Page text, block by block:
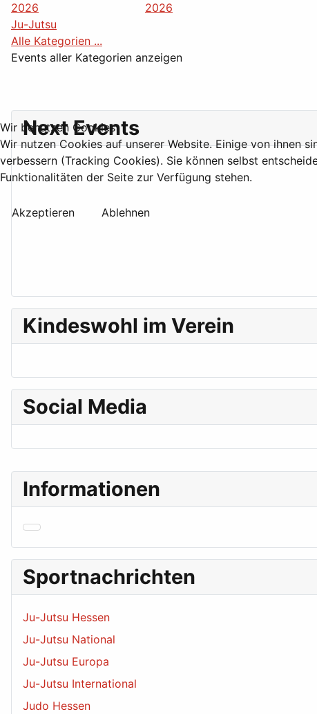
Informationen
Sportnachrichten
Ju-Jutsu Hessen
Ju-Jutsu National
Ju-Jutsu Europa
Ju-Jutsu International
Judo Hessen
2026
2026
Ju-Jutsu
Alle Kategorien ...
Events aller Kategorien anzeigen
Next Events
Kindeswohl im Verein
Social Media
Wir benutzen Cookies
Wir nutzen Cookies auf unserer Website. Einige von ihnen
verbessern (Tracking Cookies). Sie können selbst
Funktionalitäten der Seite zur Verfügung stehen.
Akzeptieren
Ablehnen